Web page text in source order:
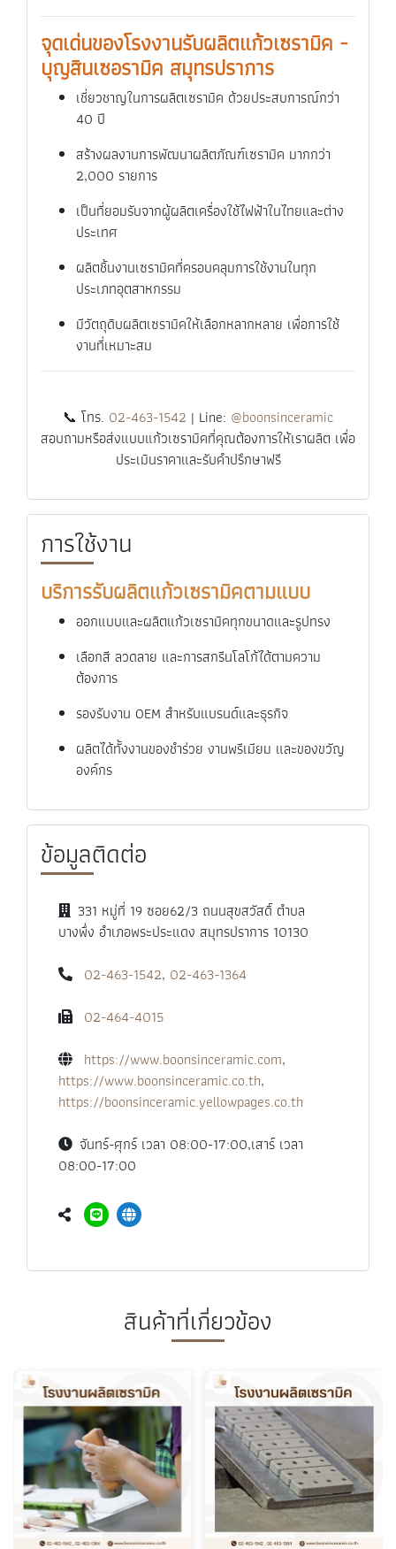
จุดเด่นของโรงงานรับผลิตแก้วเซรามิค -
บุญสินเซอรามิค สมุทรปราการ
เชี่ยวชาญในการผลิตเซรามิค ด้วยประสบการณ์กว่า
40 ปี
สร้างผลงานการพัฒนาผลิตภัณฑ์เซรามิค มากกว่า
2,000 รายการ
เป็นที่ยอมรับจากผู้ผลิตเครื่องใช้ไฟฟ้าในไทยและต่าง
ประเทศ
ผลิตชิ้นงานเซรามิคที่ครอบคลุมการใช้งานในทุก
ประเภทอุตสาหกรรม
มีวัตถุดิบผลิตเซรามิคให้เลือกหลากหลาย เพื่อการใช้
งานที่เหมาะสม
📞 โทร. 02-463-1542 | Line: @boonsinceramic
สอบถามหรือส่งแบบแก้วเซรามิคที่คุณต้องการให้เราผลิต เพื่อ
ประเมินราคาและรับคำปรึกษาฟรี
การใช้งาน
บริการรับผลิตแก้วเซรามิคตามแบบ
ออกแบบและผลิตแก้วเซรามิคทุกขนาดและรูปทรง
เลือกสี ลวดลาย และการสกรีนโลโก้ได้ตามความ
ต้องการ
รองรับงาน OEM สำหรับแบรนด์และธุรกิจ
ผลิตได้ทั้งงานของชำร่วย งานพรีเมียม และของขวัญ
องค์กร
ข้อมูลติดต่อ
331 หมู่ที่ 19 ซอย62/3 ถนนสุขสวัสดิ์ ตำบล
บางพึ่ง อำเภอพระประแดง สมุทรปราการ 10130
02-463-1542, 02-463-1364
02-464-4015
https://www.boonsinceramic.com,
https://www.boonsinceramic.co.th,
https://boonsinceramic.yellowpages.co.th
จันทร์-ศุกร์ เวลา 08:00-17:00,เสาร์ เวลา
08:00-17:00
สินค้าที่เกี่ยวข้อง